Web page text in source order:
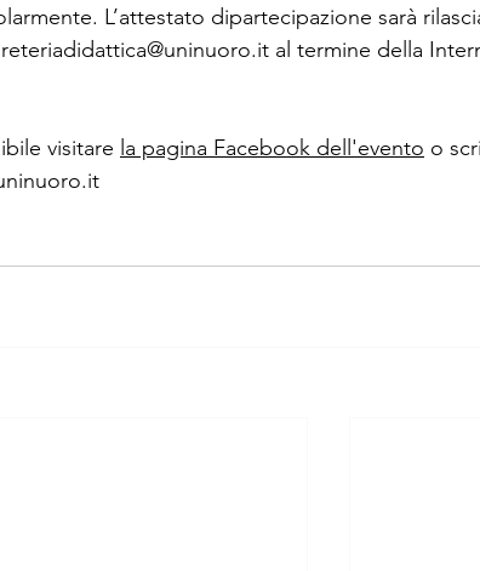
L’attestato dipartecipazione sarà
al termine della
visitare la pagina Facebook dell'evento o